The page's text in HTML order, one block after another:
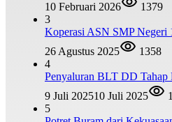
10 Februari 2026
1379
3
Koperasi ASN SMP Negeri
26 Agustus 2025
1358
4
Penyaluran BLT DD Tahap
9 Juli 202510 Juli 2025
5